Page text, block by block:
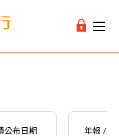
公布日期 年報 / 中